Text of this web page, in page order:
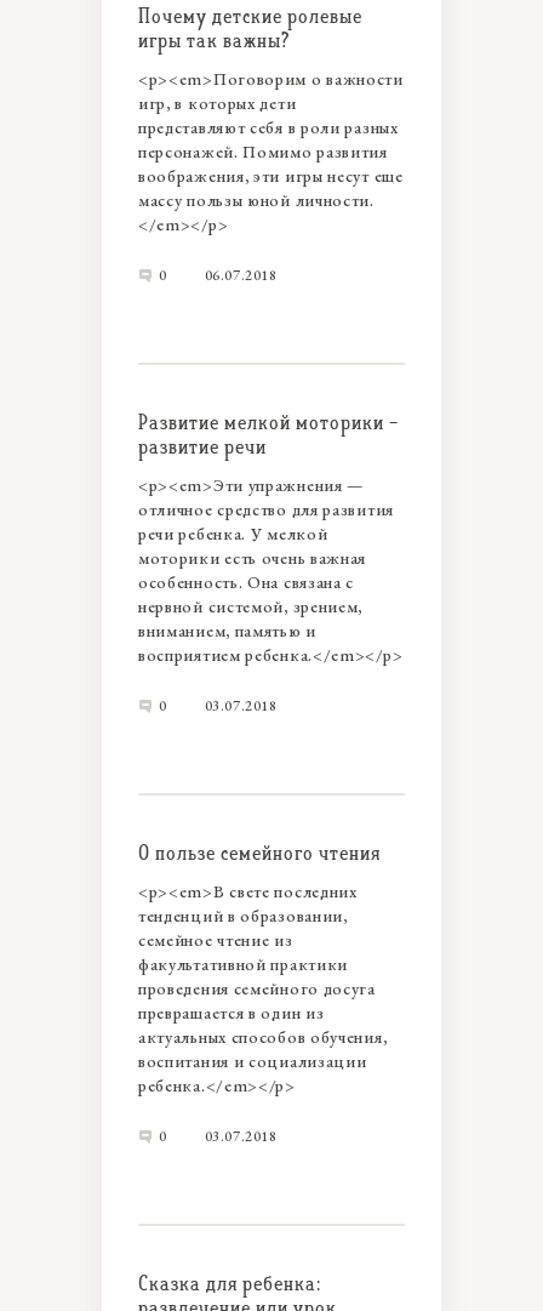
Почему детские ролевые
игры так важны?
<p><em>Поговорим о важности
игр, в которых дети
представляют себя в роли разных
персонажей. Помимо развития
воображения, эти игры несут еще
массу пользы юной личности.
</em></p>
0 06.07.2018
Развитие мелкой моторики -
развитие речи
<p><em>Эти упражнения —
отличное средство для развития
речи ребенка. У мелкой
моторики есть очень важная
особенность. Она связана с
нервной системой, зрением,
вниманием, памятью и
восприятием ребенка.</em></p>
0 03.07.2018
О пользе семейного чтения
<p><em>В свете последних
тенденций в образовании,
семейное чтение из
факультативной практики
проведения семейного досуга
превращается в один из
актуальных способов обучения,
воспитания и социализации
ребенка.</em></p>
0 03.07.2018
Сказка для ребенка: